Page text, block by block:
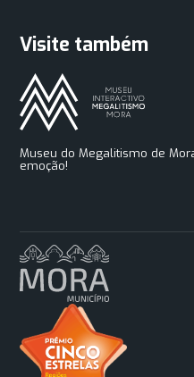
Visite também
Museu do Megalitismo de
emoção!